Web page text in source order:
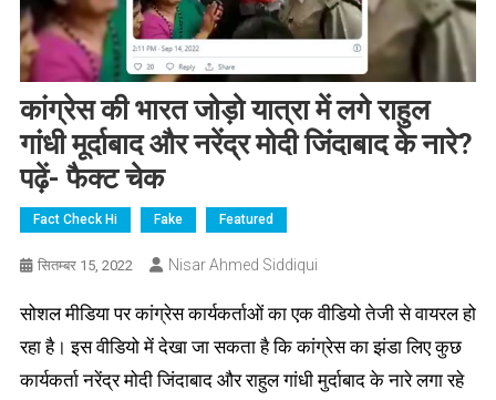
कांग्रेस की भारत जोड़ो यात्रा में लगे राहुल
गांधी मूर्दाबाद और नरेंद्र मोदी जिंदाबाद के नारे?
पढ़ें- फैक्ट चेक
Fact Check Hi Fake Featured
सितम्बर 15, 2022 Nisar Ahmed Siddiqui
सोशल मीडिया पर कांग्रेस कार्यकर्ताओं का एक वीडियो तेजी से वायरल हो
रहा है। इस वीडियो में देखा जा सकता है कि कांग्रेस का झंडा लिए कुछ
कार्यकर्ता नरेंद्र मोदी जिंदाबाद और राहुल गांधी मुर्दाबाद के नारे लगा रहे